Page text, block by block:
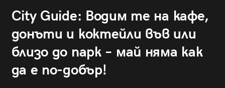
City Guide: Водим те на кафе,
донъти и коктейли във или
близо до парк – май няма как
да е по-добър!